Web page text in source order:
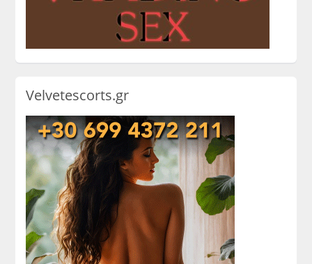
Velvetescorts.gr